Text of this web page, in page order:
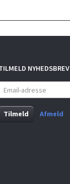
NYHEDSBREV
Tilmeld
Afmeld